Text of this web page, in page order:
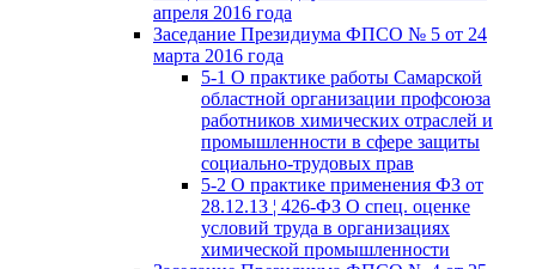
апреля 2016 года
Заседание Президиума ФПСО № 5 от 24
марта 2016 года
5-1 О практике работы Самарской
областной организации профсоюза
работников химических отраслей и
промышленности в сфере защиты
социально-трудовых прав
5-2 О практике применения ФЗ от
28.12.13 ¦ 426-ФЗ О спец. оценке
условий труда в организациях
химической промышленности